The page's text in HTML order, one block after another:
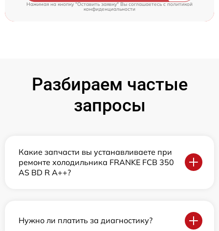
Нажимая на кнопку "Оставить заявку" Вы соглашаетесь cполитикой
конфиденциальности
Разбираем частые
запросы
Какие запчасти вы устанавливаете при
ремонте холодильника FRANKE FCB 350
AS BD R A++?
Нужно ли платить за диагностику?